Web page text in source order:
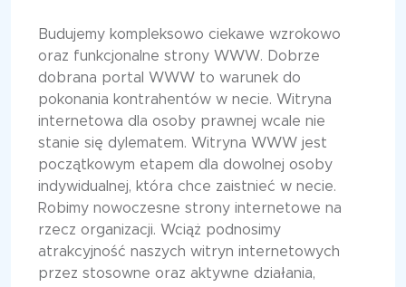
Budujemy kompleksowo ciekawe wzrokowo
oraz funkcjonalne strony WWW. Dobrze
dobrana portal WWW to warunek do
pokonania kontrahentów w necie. Witryna
internetowa dla osoby prawnej wcale nie
stanie się dylematem. Witryna WWW jest
początkowym etapem dla dowolnej osoby
indywidualnej, która chce zaistnieć w necie.
Robimy nowoczesne strony internetowe na
rzecz organizacji. Wciąż podnosimy
atrakcyjność naszych witryn internetowych
przez stosowne oraz aktywne działania,